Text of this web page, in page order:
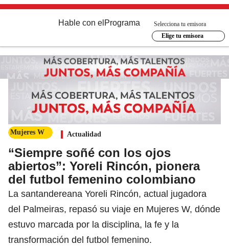
Hable con el Programa
Selecciona tu emisora
Elige tu emisora
Mujeres W Actualidad
“Siempre soñé con los ojos
abiertos”: Yoreli Rincón, pionera
del futbol femenino colombiano
La santandereana Yoreli Rincón, actual jugadora
del Palmeiras, repasó su viaje en Mujeres W, dónde
estuvo marcada por la disciplina, la fe y la
transformación del futbol femenino.